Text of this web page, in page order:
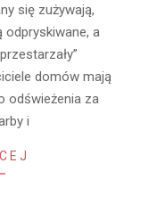
się zużywają,
odpryskiwane, a
domów mają
odświeżenia za
i